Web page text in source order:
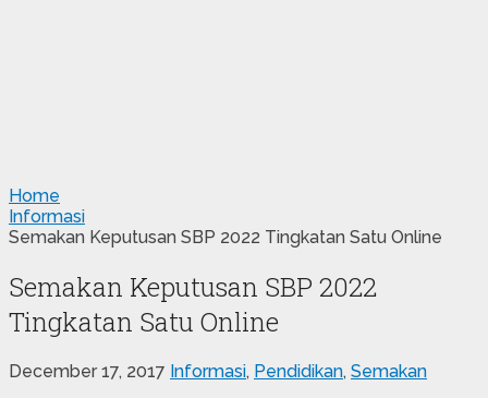
Home
Informasi
Semakan Keputusan SBP 2022 Tingkatan Satu Online
Semakan Keputusan SBP 2022
Tingkatan Satu Online
December 17, 2017 Informasi, Pendidikan, Semakan